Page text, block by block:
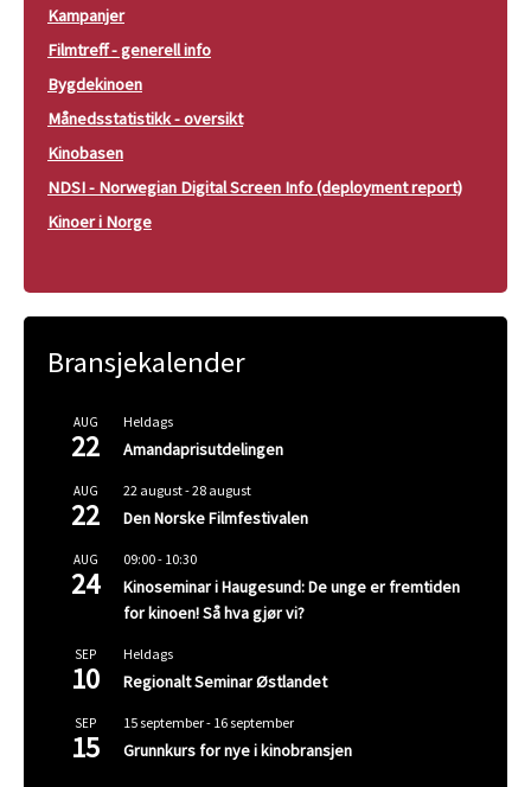
Kampanjer
Filmtreff - generell info
Bygdekinoen
Månedsstatistikk - oversikt
Kinobasen
NDSI - Norwegian Digital Screen Info (deployment report)
Kinoer i Norge
Bransjekalender
AUG
22
Heldags
Amandaprisutdelingen
AUG
22
22 august-28 august
Den Norske Filmfestivalen
AUG
24
09:00- 10:30
Kinoseminar i Haugesund: De unge er fremtiden
for kinoen! Så hva gjør vi?
SEP
10
Heldags
Regionalt Seminar Østlandet
SEP
15
15 september- 16 september
Grunnkurs for nye i kinobransjen